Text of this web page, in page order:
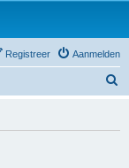
Aanmelden
Registreer